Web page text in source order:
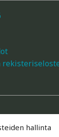
hallinta